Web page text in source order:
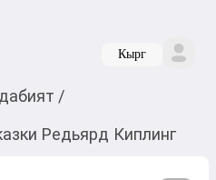
Кырг
/
Редьярд Киплинг